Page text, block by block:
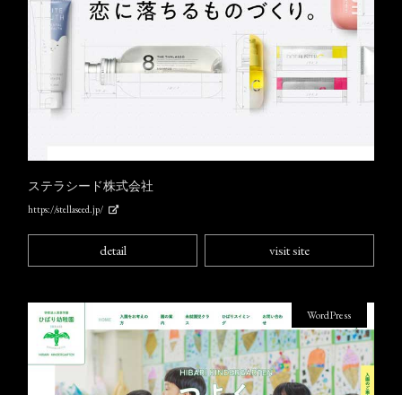
ステラシード株式会社
https://stellaseed.jp/
detail visit site
WordPress